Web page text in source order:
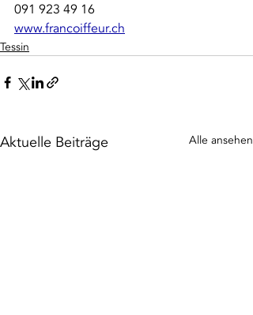
091 923 49 16
www.francoiffeur.ch
Tessin
Aktuelle Beiträge Alle ansehen